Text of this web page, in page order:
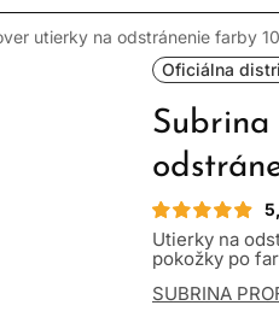
utierky na odstránenie farby
Oficiálna
Subrina
Utierky na
pokožky po
SUBRINA